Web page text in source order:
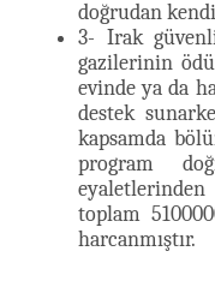
doğrudan
3- Irak
gazilerinin
evinde ya da
destek
kapsamda
program
toplam
harcanmıştır.